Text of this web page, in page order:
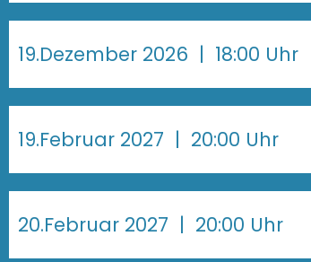
19.Dezember 2026 | 18:00 Uhr
19.Februar 2027 | 20:00 Uhr
20.Februar 2027 | 20:00 Uhr